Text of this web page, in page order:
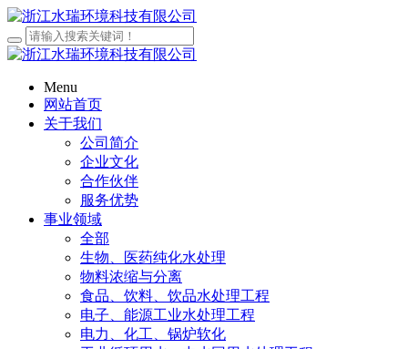
Menu
网站首页
关于我们
公司简介
企业文化
合作伙伴
服务优势
事业领域
全部
生物、医药纯化水处理
物料浓缩与分离
食品、饮料、饮品水处理工程
电子、能源工业水处理工程
电力、化工、锅炉软化